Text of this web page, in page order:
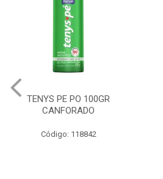
TENYS PE PO 100GR
CANFORADO
Código: 118842